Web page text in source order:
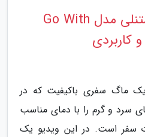
آنالیز ماگ سفری استنلی مدل Go With
یک ماگ سفری باکیفیت که در
سرد و گرم را با دمای مناسب
سفر است. در این ویدیو یک